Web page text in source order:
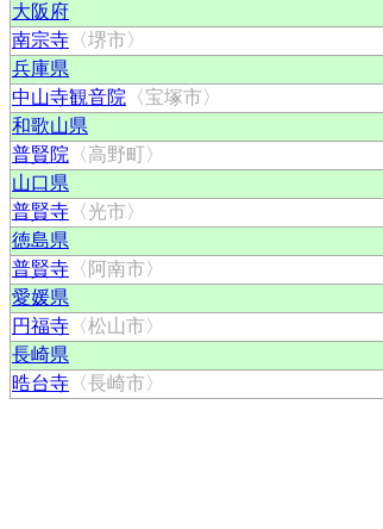
大阪府
南宗寺 〈堺市〉
兵庫県
中山寺観音院 〈宝塚市〉
和歌山県
普賢院 〈高野町〉
山口県
普賢寺 〈光市〉
徳島県
普賢寺 〈阿南市〉
愛媛県
円福寺 〈松山市〉
長崎県
晧台寺 〈長崎市〉